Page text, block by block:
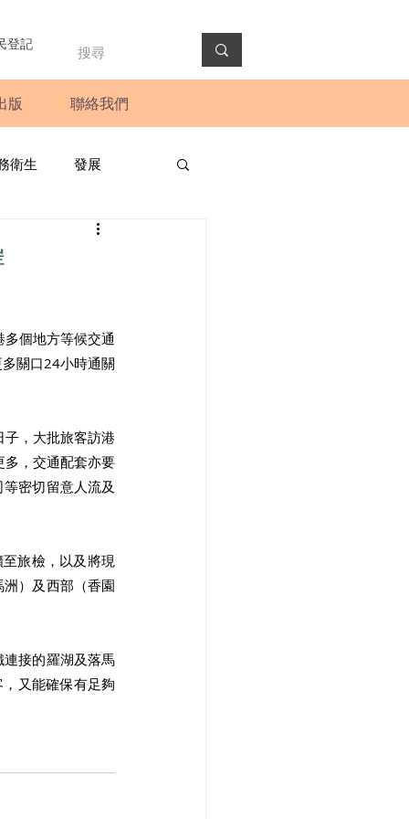
登記
版 聯絡我們
衛生 發展
圓桌會議
個地方等候交通
關口24小時通關
，大批旅客訪港
，交通配套亦要
密切留意人流及
旅檢，以及將現
）及西部（香園
接的羅湖及落馬
又能確保有足夠